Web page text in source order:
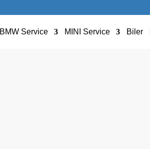
BMW Service MINI Service Biler